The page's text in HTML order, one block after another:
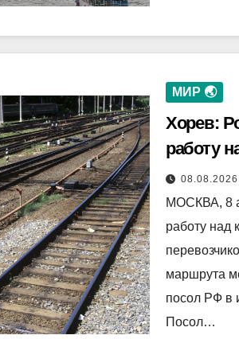
МИР 🌏
Хорев:
работу
МОСКВА, 8
работу над
маршрута
посол РФ в
Посол…